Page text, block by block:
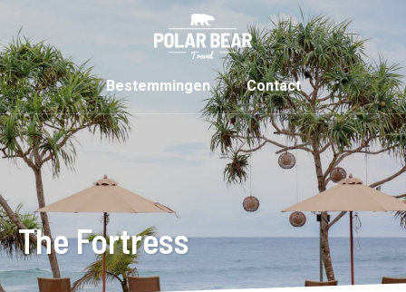
Bestemmingen Contact
The Fortress